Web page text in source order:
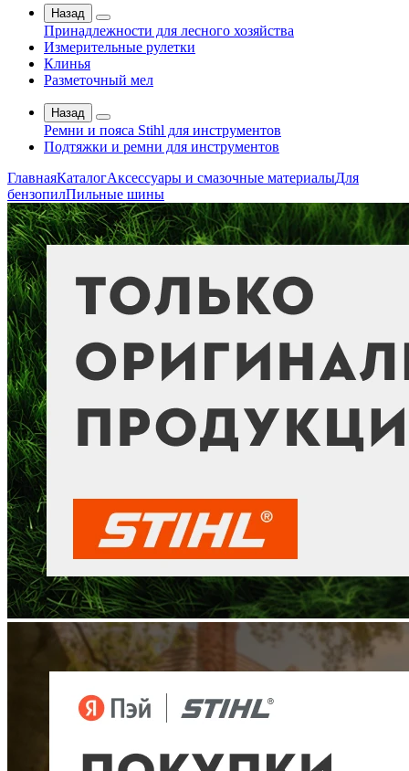
Назад
Принадлежности для лесного хозяйства
Измерительные рулетки
Клинья
Разметочный мел
Назад
Ремни и пояса Stihl для инструментов
Подтяжки и ремни для инструментов
ГлавнаяКаталогАксессуары и смазочные материалыДля
бензопилПильные шины